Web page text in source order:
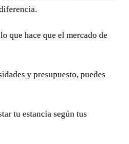
que hace que el mercado de
y presupuesto, puedes
tu estancia según tus